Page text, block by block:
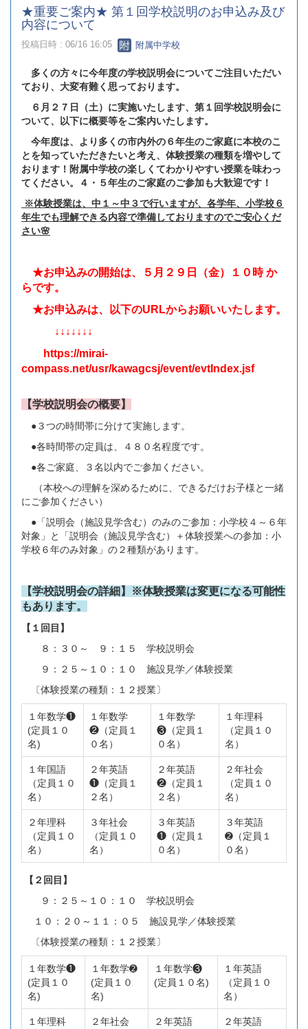
★重要ご案内★ 第１回学校説明のお申込み及び
内容について
投稿日時 : 06/16 16:05 附属中学校
多くの方々に今年度の学校説明会についてご注目いただい
ており、大変有難く思っております。
６月２７日（土）に実施いたします、第１回学校説明会に
ついて、以下に概要等をご案内いたします。
今年度は、より多くの市内外の６年生のご家庭に本校のこ
とを知っていただきたいと考え、体験授業の種類を増やして
おります！附属中学校の楽しくてわかりやすい授業を味わっ
てください。４・５年生のご家庭のご参加も大歓迎です！
※体験授業は、中１～中３で行いますが、各学年、小学校６
年生でも理解できる内容で準備しておりますのでご安心くだ
さい🌸
★お申込みの開始は、５月２９日（金）１０時 か
らです。
★お申込みは、以下のURLからお願いいたします。
↓↓↓↓↓↓↓
https://mirai-
compass.net/usr/kawagcsj/event/evtIndex.jsf
【学校説明会の概要】
●３つの時間帯に分けて実施します。
●各時間帯の定員は、４８０名程度です。
●各ご家庭、３名以内でご参加ください。
（本校への理解を深めるために、できるだけお子様と一緒
にご参加ください）
●「説明会（施設見学含む）のみのご参加：小学校４～６年
対象」と「説明会（施設見学含む）＋体験授業への参加：小
学校６年のみ対象」の２種類があります。
【学校説明会の詳細】※体験授業は変更になる可能性
もあります。
【１回目】
８：３０～ ９：１５ 学校説明会
９：２５～１０：１０ 施設見学／体験授業
〔体験授業の種類：１２授業〕
１年数学❶
(定員１０
名)
１年数学
❷（定員１
０名）
１年数学
❸（定員１
０名）
１年理科
（定員１０
名）
１年国語
（定員１０
名）
２年英語
❶（定員１
２名）
２年英語
❷（定員１
２名）
２年社会
（定員１０
名）
２年理科
（定員１０
名）
３年社会
（定員１０
名）
３年英語
❶（定員１
０名）
３年英語
➋（定員１
０名）
【２回目】
９：２５～１０：１０ 学校説明会
１０：２０～１１：０５ 施設見学／体験授業
〔体験授業の種類：１２授業〕
１年数学❶
(定員１０
名)
１年数学➋
(定員１０
名)
１年数学❸
(定員１０名)
１年英語
（定員１０
名）
１年理科
２年社会
２年英語
２年英語